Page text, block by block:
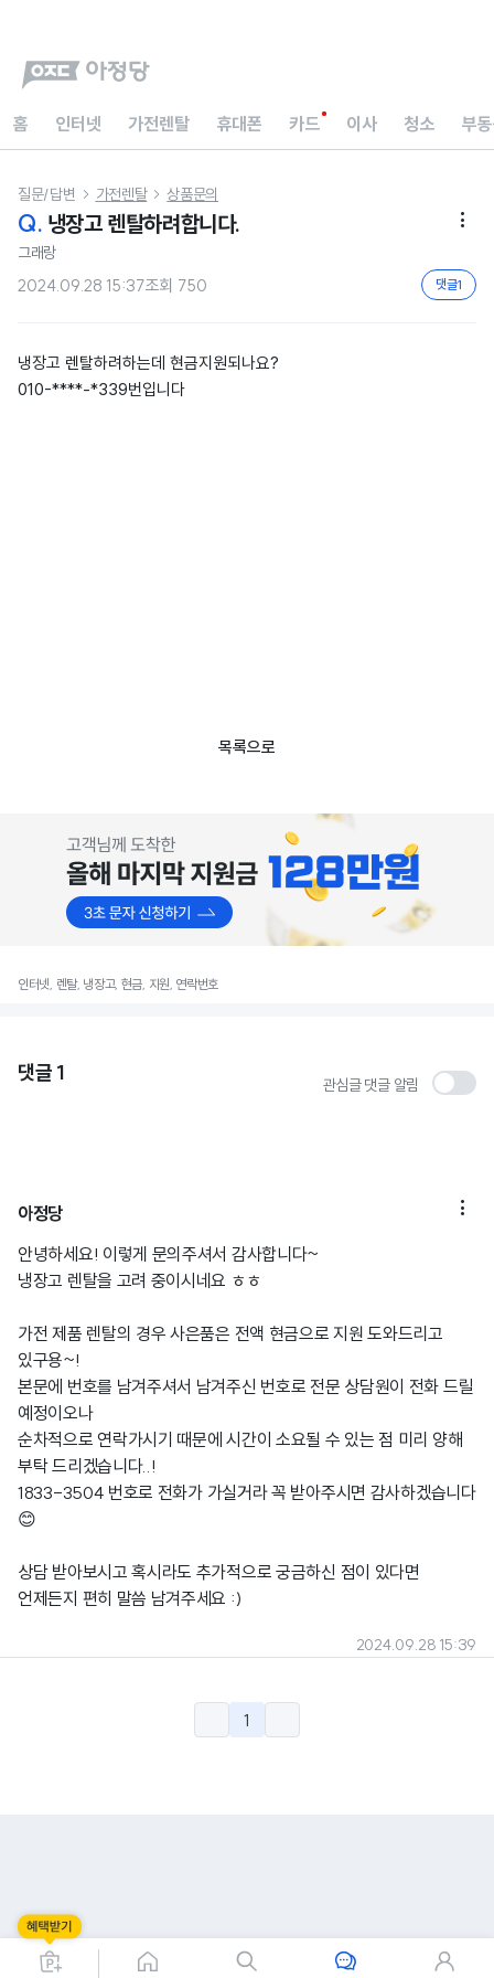
홈 인터넷 가전렌탈 휴대폰 카드 이사 청소 부
질문/답변  가전렌탈  상품문의
Q. 냉장고 렌탈하려합니다. 
그래랑
2024.09.28 15:37조회 750 댓글1
냉장고 렌탈하려하는데 현금지원되나요?
010-****-*339번입니다
목록으로
인터넷, 렌탈, 냉장고, 현금, 지원, 연락번호
댓글 1 관심글 댓글 알림
아정당 
안녕하세요! 이렇게 문의주셔서 감사합니다~
냉장고 렌탈을 고려 중이시네요 ㅎㅎ
가전 제품 렌탈의 경우 사은품은 전액 현금으로 지원 도와드리고
있구용~!
본문에 번호를 남겨주셔서 남겨주신 번호로 전문 상담원이 전화 드릴
예정이오나
순차적으로 연락가시기 때문에 시간이 소요될 수 있는 점 미리 양해
부탁 드리겠습니다..!
1833-3504 번호로 전화가 가실거라 꼭 받아주시면 감사하겠습니다
😊
상담 받아보시고 혹시라도 추가적으로 궁금하신 점이 있다면
언제든지 편히 말씀 남겨주세요 :)
2024.09.28 15:39
1